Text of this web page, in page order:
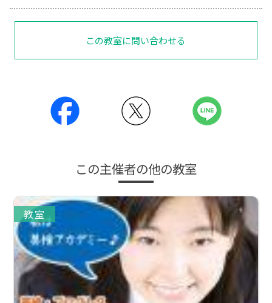
この教室に問い合わせる
この主催者の他の教室
教室